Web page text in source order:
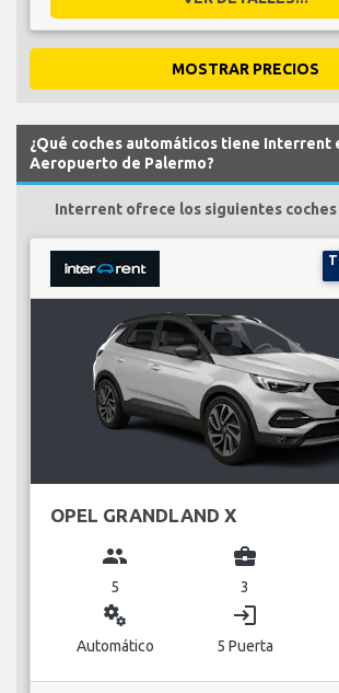
MOSTRAR PRECIOS
¿Qué coches automáticos tiene Interrent
Aeropuerto de Palermo?
Interrent ofrece los siguientes
OPEL GRANDLAND X
group
5
business_center
3
miscellaneous_services
Automático
login
5 Puerta